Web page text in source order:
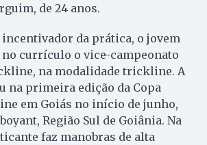
de 24 anos.
incentivador da prática, o jovem
currículo o vice-campeonato
na modalidade trickline. A
na primeira edição da Copa
em Goiás no início de junho,
Região Sul de Goiânia. Na
faz manobras de alta